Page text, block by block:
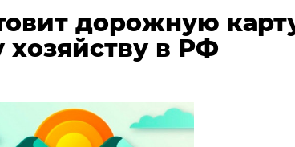
дорожную
в РФ